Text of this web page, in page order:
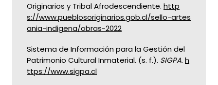
Originarios y Tribal Afrodescendiente. http
s://www.pueblosoriginarios.gob.cl/sello-artes
ania-indigena/obras-2022
Sistema de Información para la Gestión del
Patrimonio Cultural Inmaterial. (s. f.). SIGPA. h
ttps://www.sigpa.cl